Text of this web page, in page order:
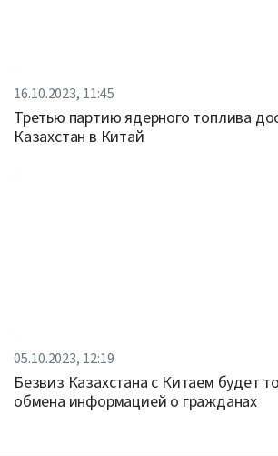
16.10.2023, 11:45
Третью партию ядерного топлива
Казахстан в Китай
05.10.2023, 12:19
Безвиз Казахстана с Китаем будет
обмена информацией о гражданах